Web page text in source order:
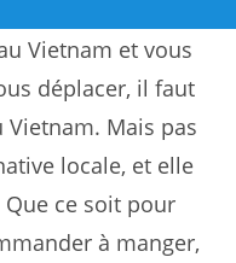
Vietnam et vous
déplacer, il faut
Vietnam. Mais pas
locale, et elle
ce soit pour
à manger,